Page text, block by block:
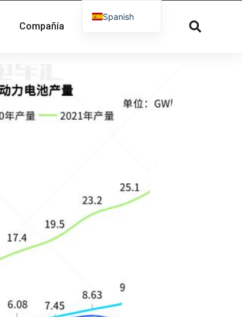
Compañía
Spanish
German
Arabic
Italian